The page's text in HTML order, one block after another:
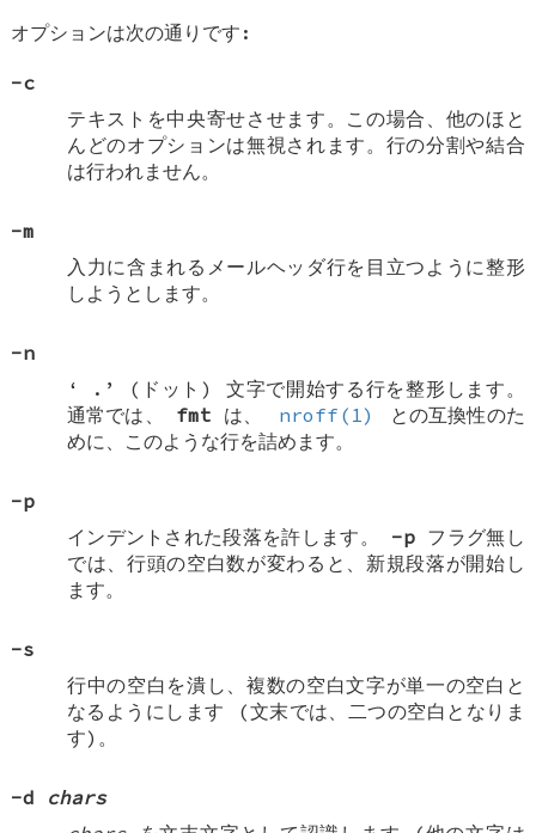
オプションは次の通りです:
-c
テキストを中央寄せさせます。この場合、他のほと
んどのオプションは無視されます。行の分割や結合
は行われません。
-m
入力に含まれるメールヘッダ行を目立つように整形
しようとします。
-n
‘
. ’ (ドット) 文字で開始する行を整形します。
通常では、 fmt は、 nroff(1)
との互換性のた
めに、このような行を詰めます。
-p
インデントされた段落を許します。 -p フラグ無し
では、行頭の空白数が変わると、新規段落が開始し
ます。
-s
行中の空白を潰し、複数の空白文字が単一の空白と
なるようにします (文末では、二つの空白となりま
す)。
-d
chars